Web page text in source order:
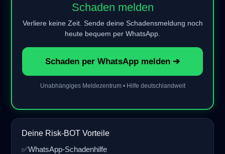
Schaden melden
Verliere keine Zeit. Sende deine Schadensmeldung noch
heute bequem per WhatsApp.
Schaden per WhatsApp melden ➔
Unabhängiges Meldezentrum • Hilfe deutschlandweit
Deine Risk-BOT Vorteile
✅WhatsApp-Schadenhilfe